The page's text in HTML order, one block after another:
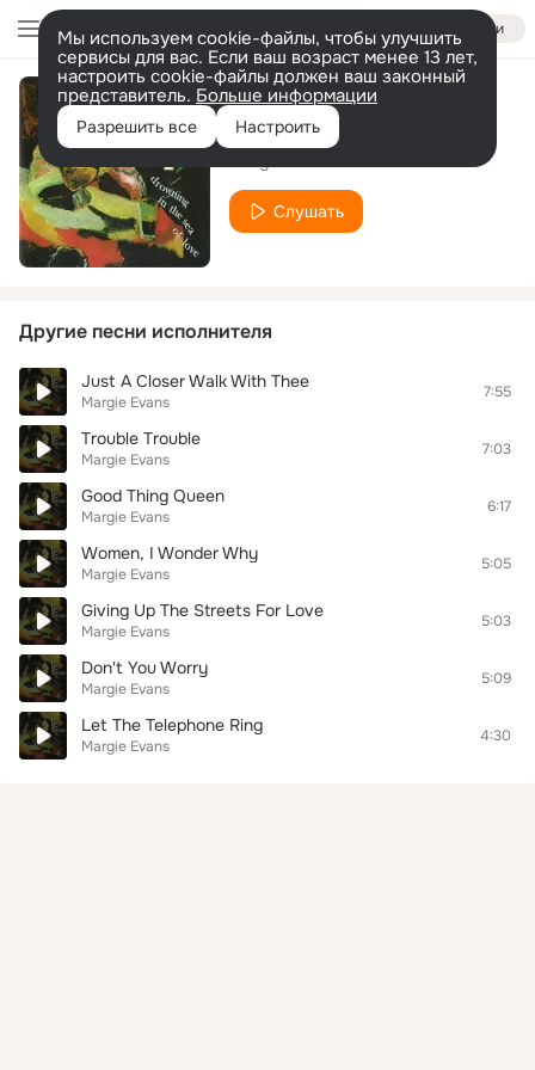
Войти
Мы используем cookie-файлы, чтобы улучшить
сервисы для вас. Если ваш возраст менее 13 лет,
настроить cookie-файлы должен ваш законный
представитель. Больше информации
Разрешить все Настроить
In His Eyes
Слушать
Другие песни исполнителя
Just A Closer Walk With Thee
Margie Evans
7:55
Trouble Trouble
Margie Evans
7:03
Good Thing Queen
Margie Evans
6:17
Women, I Wonder Why
Margie Evans
5:05
Giving Up The Streets For Love
Margie Evans
5:03
Don't You Worry
Margie Evans
5:09
Let The Telephone Ring
Margie Evans
4:30